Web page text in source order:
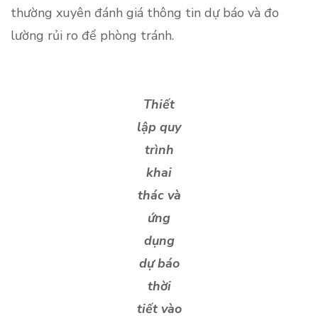
thường xuyên đánh giá thông tin dự báo và đo
lường rủi ro để phòng tránh.
Thiết
lập quy
trình
khai
thác và
ứng
dụng
dự báo
thời
tiết vào